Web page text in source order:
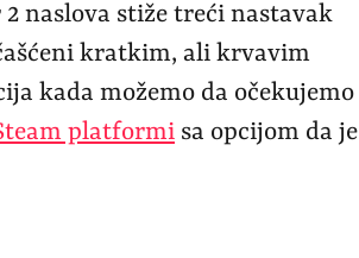
naslova stiže treći nastavak
kratkim, ali krvavim
kada možemo da očekujemo
platformi sa opcijom da je